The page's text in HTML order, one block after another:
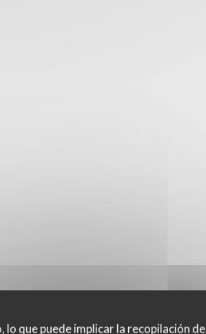
que puede implicar la recopilación de